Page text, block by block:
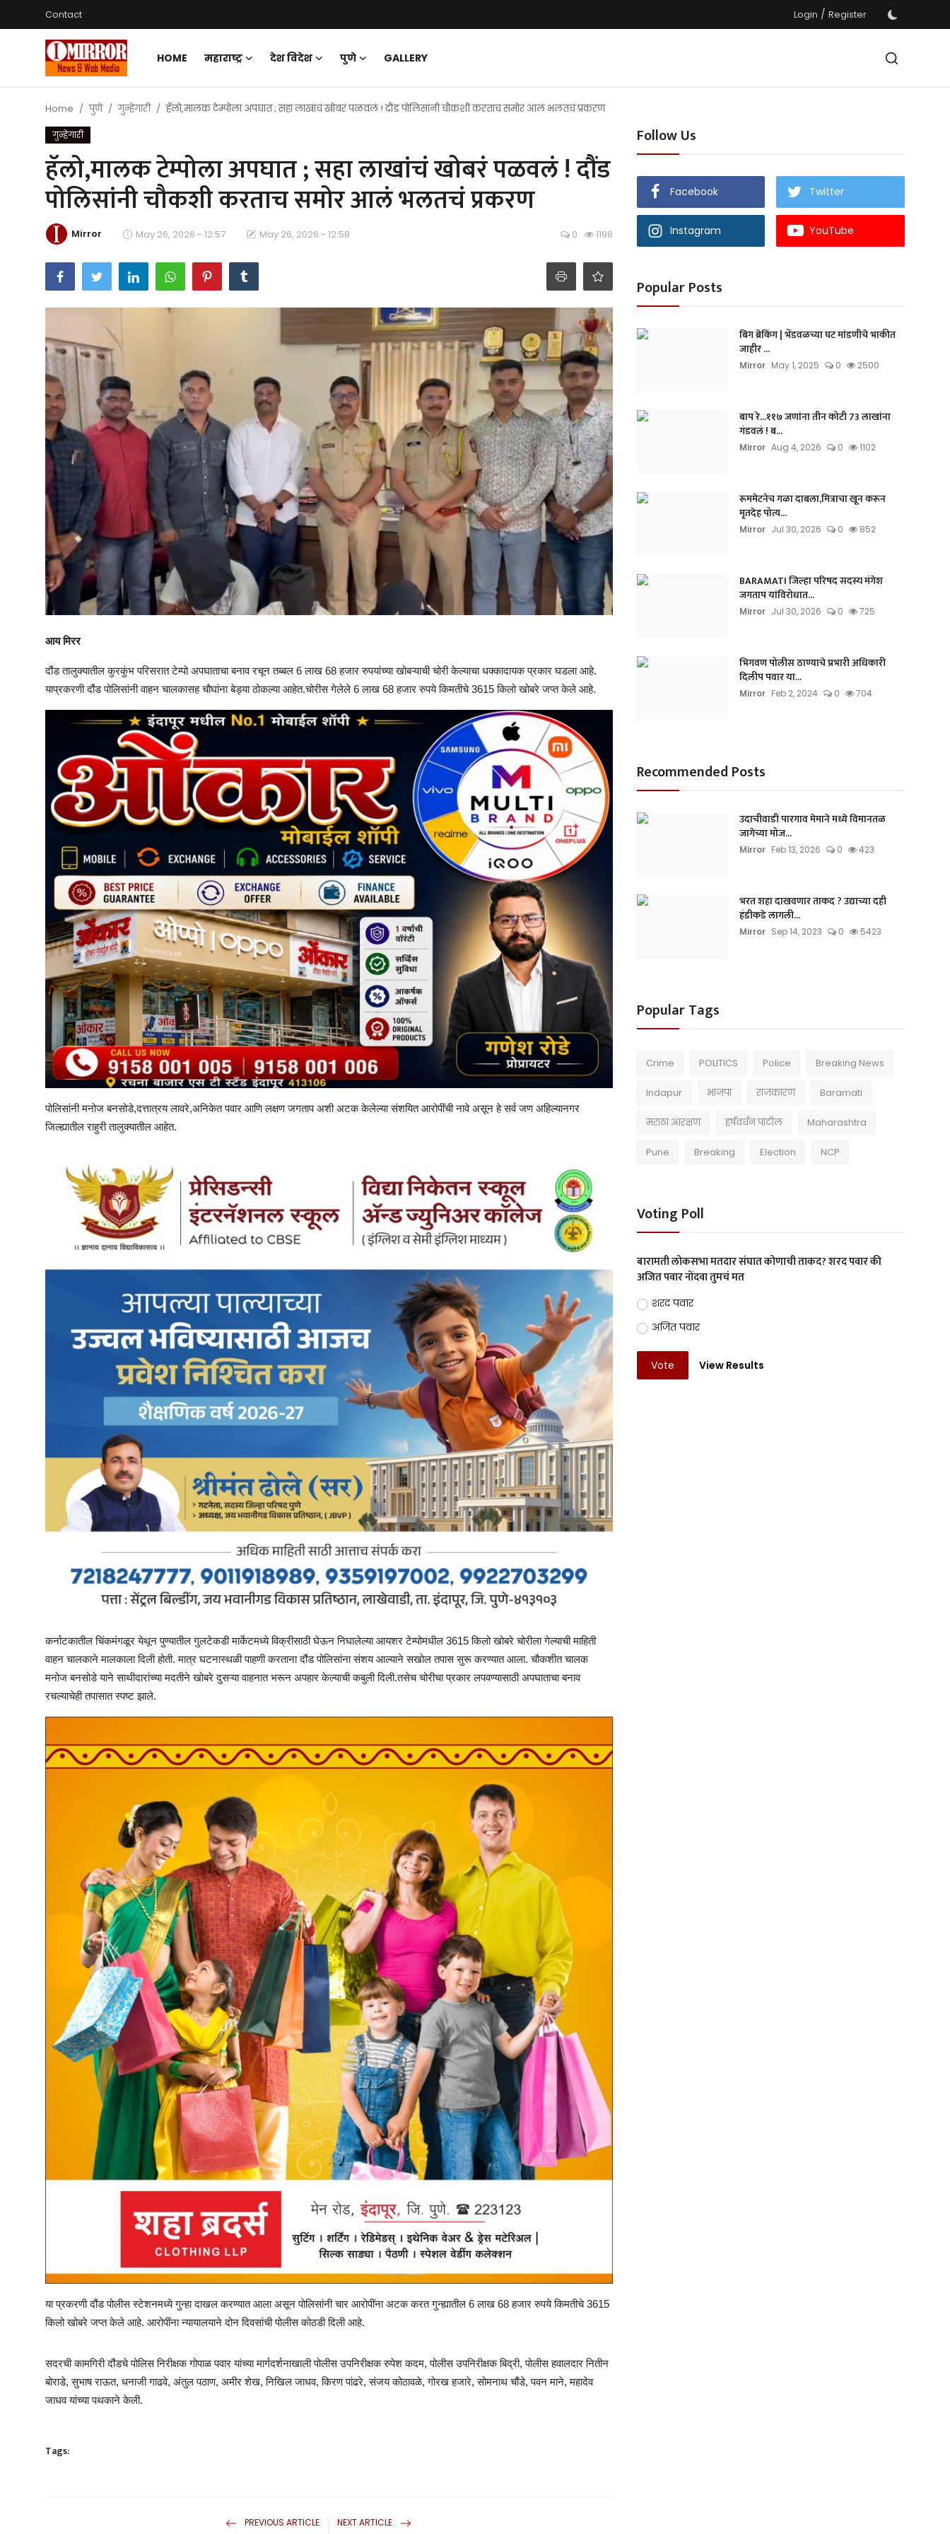
Contact Login / Register
HOME महाराष्ट्र देश विदेश पुणे
GALLERY
Login
देश विदेश
Contact
Home पुणे गुन्हेगारी हॅलो,मालक टेम्पोला अपघात ; सहा लाखांचं खोबरं पळवलं ! दौंड पोलिसांनी चौकशी करताच समोर आलं भलतचं प्रकरण
गुन्हेगारी
हॅलो,मालक टेम्पोला अपघात ; सहा लाखांचं खोबरं पळवलं ! दौंड
पोलिसांनी चौकशी करताच समोर आलं भलतचं प्रकरण
Mirror May 26, 2026 - 12:57 May 26, 2026 - 12:58 0 1198
आय मिरर
दौंड तालुक्यातील कुरकुंभ परिसरात टेम्पो अपघाताचा बनाव रचून तब्बल 6 लाख 68 हजार रुपयांच्या खोबऱ्याची चोरी केल्याचा धक्कादायक प्रकार घडला आहे.
याप्रकरणी दौंड पोलिसांनी वाहन चालकासह चौघांना बेड्या ठोकल्या आहेत.चोरीस गेलेले 6 लाख 68 हजार रुपये किमतीचे 3615 किलो खोबरे जप्त केले आहे.
पोलिसांनी मनोज बनसोडे,दत्तात्रय लावरे,अनिकेत पवार आणि लक्षण जगताप अशी अटक केलेल्या संशयित आरोपींची नावे असून हे सर्व जण अहिल्यानगर
जिल्ह्यातील राहुरी तालुक्यातील आहेत.
कर्नाटकातील चिंकमंगळूर येथून पुण्यातील गुलटेकडी मार्केटमध्ये विक्रीसाठी घेऊन निघालेल्या आयशर टेम्पोमधील 3615 किलो खोबरे चोरीला गेल्याची माहिती
वाहन चालकाने मालकाला दिली होती. मात्र घटनास्थळी पाहणी करताना दौंड पोलिसांना संशय आल्याने सखोल तपास सुरू करण्यात आला. चौकशीत चालक
मनोज बनसोडे याने साथीदारांच्या मदतीने खोबरे दुसऱ्या वाहनात भरून अपहार केल्याची कबुली दिली.तसेच चोरीचा प्रकार लपवण्यासाठी अपघाताचा बनाव
रचल्याचेही तपासात स्पष्ट झाले.
या प्रकरणी दौंड पोलीस स्टेशनमध्ये गुन्हा दाखल करण्यात आला असून पोलिसांनी चार आरोपींना अटक करत गुन्ह्यातील 6 लाख 68 हजार रुपये किमतीचे 3615
किलो खोबरे जप्त केले आहे. आरोपींना न्यायालयाने दोन दिवसांची पोलीस कोठडी दिली आहे.
सदरची कामगिरी दौंडचे पोलिस निरीक्षक गोपाळ पवार यांच्या मार्गदर्शनाखाली पोलीस उपनिरीक्षक रुपेश कदम, पोलीस उपनिरीक्षक बिद्री, पोलीस हवालदार नितीन
बोराडे, सुभाष राऊत, धनाजी गाढवे, अंतुल पठाण, अमीर शेख, निखिल जाधव, किरण पांढरे, संजय कोठावळे, गोरख हजारे, सोमनाथ चौंडे, पवन माने, महादेव
जाधव यांच्या पथकाने केली.
Tags:
PREVIOUS ARTICLE NEXT ARTICLE
Follow Us
Facebook Twitter
Instagram YouTube
Popular Posts
बिग ब्रेकिंग | भेंडवळच्या घट मांडणीचे भाकीत
जाहीर ...
Mirror May 1, 2025 0 2500
बाप रे...११७ जणांना तीन कोटी 73 लाखांना
गंडवलं ! ब...
Mirror Aug 4, 2026 0 1102
रूममेटनेच गळा दाबला,मित्राचा खून करून
मृतदेह पोत्य...
Mirror Jul 30, 2026 0 852
BARAMATI जिल्हा परिषद सदस्य मंगेश
जगताप यांविरोधात...
Mirror Jul 30, 2026 0 725
भिगवण पोलीस ठाण्याचे प्रभारी अधिकारी
दिलीप पवार या...
Mirror Feb 2, 2024 0 704
Recommended Posts
उदाचीवाडी पारगाव मेमाने मध्ये विमानतळ
जागेच्या मोज...
Mirror Feb 13, 2026 0 423
भरत शहा दाखवणार ताकद ? उद्याच्या दही
हंडीकडे लागली...
Mirror Sep 14, 2023 0 5423
Popular Tags
Crime POLITICS Police Breaking News
Indapur भाजपा राजकारण Baramati
मराठा आरक्षण हर्षवर्धन पाटील Maharashtra
Pune Breaking Election NCP
Voting Poll
बारामती लोकसभा मतदार संघात कोणाची ताकद? शरद पवार की
अजित पवार नोंदवा तुमचं मत
शरद पवार
अजित पवार
Vote View Results